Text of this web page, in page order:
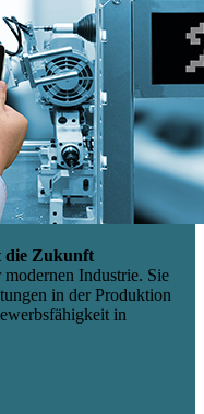
die Zukunft
Industrie. Sie
in der Produktion
in